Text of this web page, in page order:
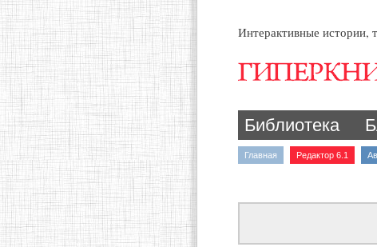
Интерактивные истории,
Библиотека
Главная Редактор 6.1